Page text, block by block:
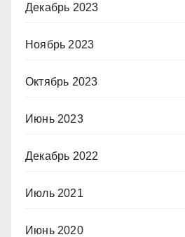
Декабрь 2023
Ноябрь 2023
Октябрь 2023
Июнь 2023
Декабрь 2022
Июль 2021
Июнь 2020